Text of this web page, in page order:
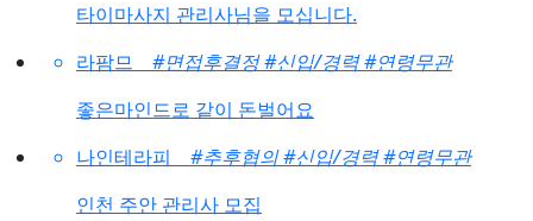
타이마사지 관리사님을 모십니다.
라팜므
#면접후결정#신입/경력#연령무관
좋은마인드로 같이 돈벌어요
나인테라피
#추후협의#신입/경력#연령무관
인천 주안 관리사 모집